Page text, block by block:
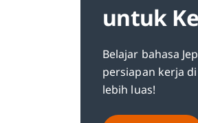
untuk
Belajar bahasa
persiapan kerja
lebih luas!